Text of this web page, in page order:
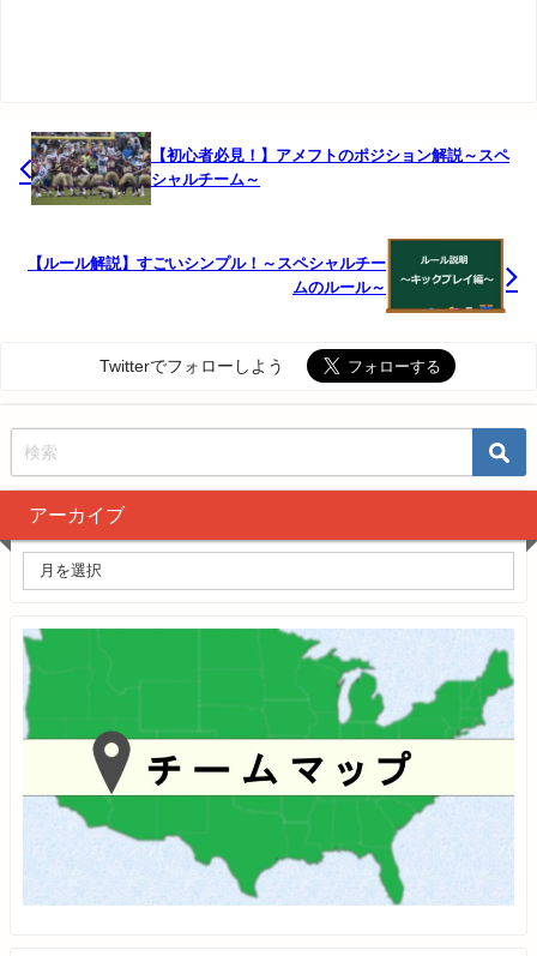
【初心者必見！】アメフトのポジション解説～スペ
シャルチーム～
【ルール解説】すごいシンプル！～スペシャルチー
ムのルール～
Twitterでフォローしよう
アーカイブ